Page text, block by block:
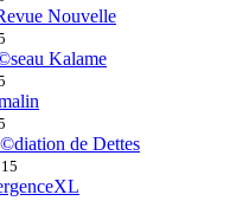
Nouvelle
Kalame
de Dettes